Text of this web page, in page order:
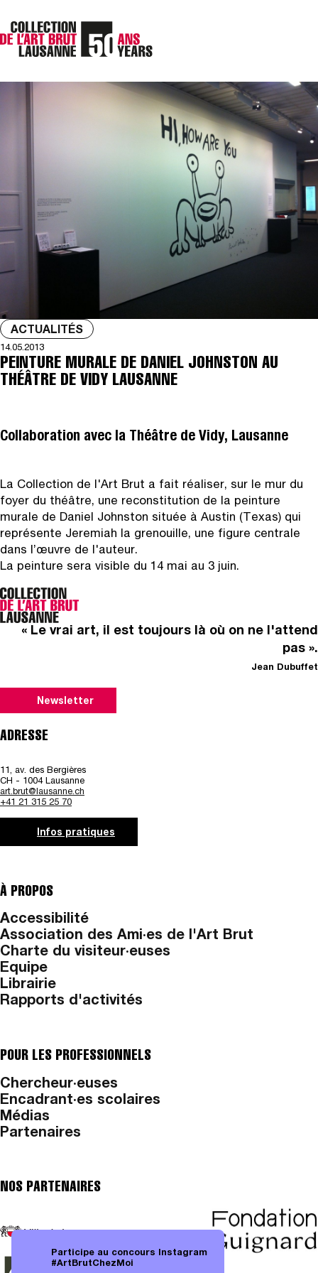
Participe au concours Instagram
#ArtBrutChezMoi
ACTUALITÉS
14.05.2013
PEINTURE MURALE DE DANIEL JOHNSTON AU
THÉÂTRE DE VIDY LAUSANNE
Collaboration avec la Théâtre de Vidy, Lausanne
La Collection de l'Art Brut a fait réaliser, sur le mur du
foyer du théâtre, une reconstitution de la peinture
murale de Daniel Johnston située à Austin (Texas) qui
représente Jeremiah la grenouille, une figure centrale
dans l’œuvre de l'auteur.
La peinture sera visible du 14 mai au 3 juin.
« Le vrai art, il est toujours là où on ne l'attend
pas ».
Jean Dubuffet
Newsletter
ADRESSE
11, av. des Bergières
CH - 1004 Lausanne
art.brut@lausanne.ch
+41 21 315 25 70
Infos pratiques
À PROPOS
Accessibilité
Association des Ami·es de l'Art Brut
Charte du visiteur·euses
Equipe
Librairie
Rapports d'activités
POUR LES PROFESSIONNELS
Chercheur·euses
Encadrant·es scolaires
Médias
Partenaires
NOS PARTENAIRES